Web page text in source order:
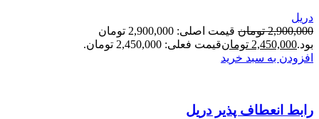
دریل
2,900,000 تومان
قیمت اصلی: 2,900,000 تومان
بود.2,450,000 تومانقیمت فعلی: 2,450,000 تومان.
افزودن به سبد خرید
رابط انعطاف پذیر دریل